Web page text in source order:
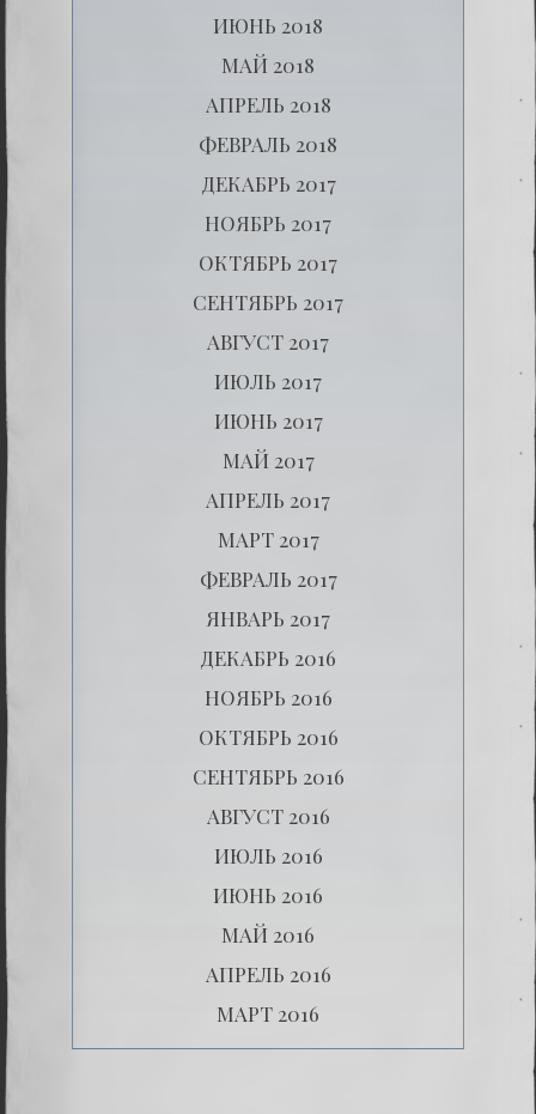
ИЮНЬ 2018
МАЙ 2018
АПРЕЛЬ 2018
ФЕВРАЛЬ 2018
ДЕКАБРЬ 2017
НОЯБРЬ 2017
ОКТЯБРЬ 2017
СЕНТЯБРЬ 2017
АВГУСТ 2017
ИЮЛЬ 2017
ИЮНЬ 2017
МАЙ 2017
АПРЕЛЬ 2017
МАРТ 2017
ФЕВРАЛЬ 2017
ЯНВАРЬ 2017
ДЕКАБРЬ 2016
НОЯБРЬ 2016
ОКТЯБРЬ 2016
СЕНТЯБРЬ 2016
АВГУСТ 2016
ИЮЛЬ 2016
ИЮНЬ 2016
МАЙ 2016
АПРЕЛЬ 2016
МАРТ 2016